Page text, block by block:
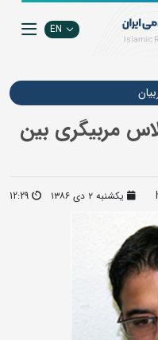
EN
مربیگری بین
یکشنبه ۲ دی ۱۳۸۶ 12:29